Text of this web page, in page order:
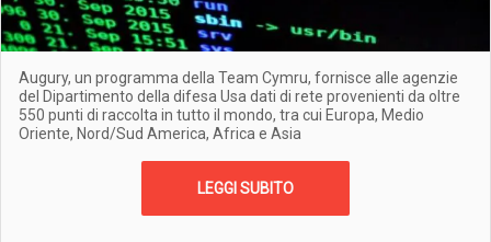
Augury, un programma della Team Cymru, fornisce alle agenzie
del Dipartimento della difesa Usa dati di rete provenienti da oltre
550 punti di raccolta in tutto il mondo, tra cui Europa, Medio
Oriente, Nord/Sud America, Africa e Asia
LEGGI SUBITO